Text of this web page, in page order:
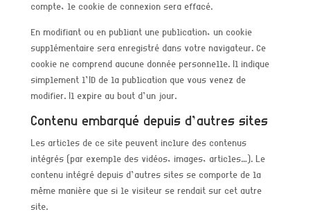
compte, le cookie de connexion sera effacé.
En modifiant ou en publiant une publication, un cookie
supplémentaire sera enregistré dans votre navigateur. Ce
cookie ne comprend aucune donnée personnelle. Il indique
simplement l’ID de la publication que vous venez de
modifier. Il expire au bout d’un jour.
Contenu embarqué depuis d’autres sites
Les articles de ce site peuvent inclure des contenus
intégrés (par exemple des vidéos, images, articles…). Le
contenu intégré depuis d’autres sites se comporte de la
même manière que si le visiteur se rendait sur cet autre
site.